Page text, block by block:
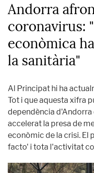
Andorra
coronavirus:
econòmica
la sanitària"
Al Principat hi ha
Tot i que aquesta xifra
dependència
accelerat la presa de
econòmic de la crisi. El
facto' i tota l'activitat